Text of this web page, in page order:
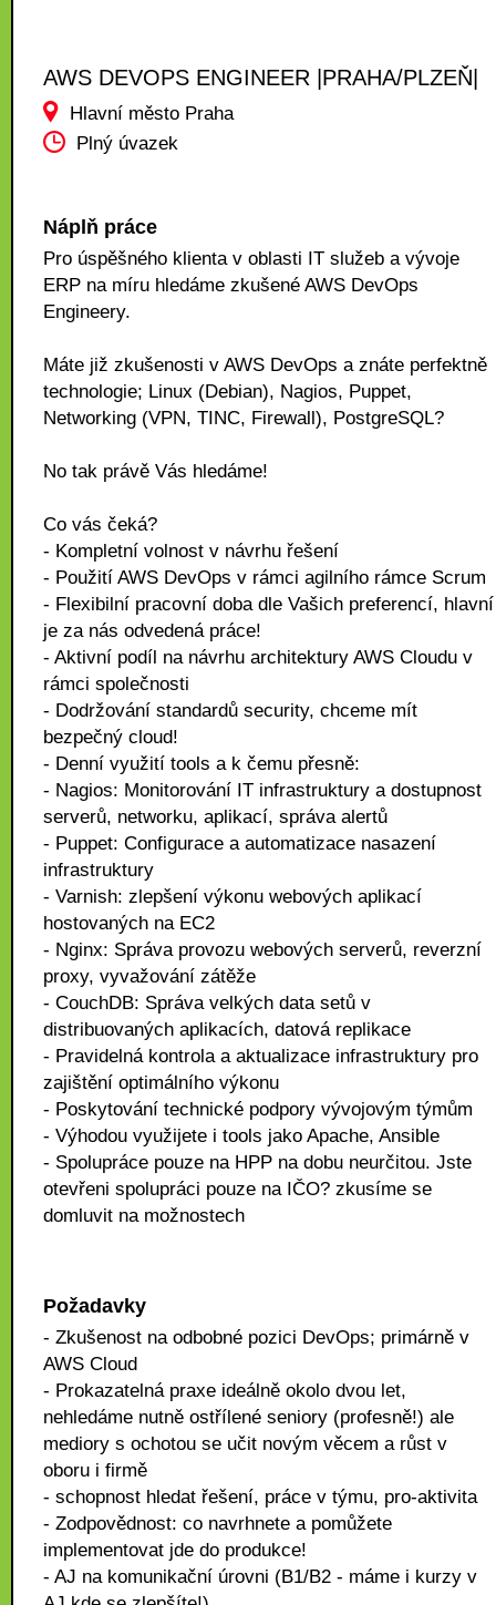
AWS DEVOPS ENGINEER |PRAHA/PLZEŇ|
Hlavní město Praha
Plný úvazek
Náplň práce
Pro úspěšného klienta v oblasti IT služeb a vývoje
ERP na míru hledáme zkušené AWS DevOps
Engineery.
Máte již zkušenosti v AWS DevOps a znáte perfektně
technologie; Linux (Debian), Nagios, Puppet,
Networking (VPN, TINC, Firewall), PostgreSQL?
No tak právě Vás hledáme!
Co vás čeká?
- Kompletní volnost v návrhu řešení
- Použití AWS DevOps v rámci agilního rámce Scrum
- Flexibilní pracovní doba dle Vašich preferencí, hlavní
je za nás odvedená práce!
- Aktivní podíl na návrhu architektury AWS Cloudu v
rámci společnosti
- Dodržování standardů security, chceme mít
bezpečný cloud!
- Denní využití tools a k čemu přesně:
- Nagios: Monitorování IT infrastruktury a dostupnost
serverů, networku, aplikací, správa alertů
- Puppet: Configurace a automatizace nasazení
infrastruktury
- Varnish: zlepšení výkonu webových aplikací
hostovaných na EC2
- Nginx: Správa provozu webových serverů, reverzní
proxy, vyvažování zátěže
- CouchDB: Správa velkých data setů v
distribuovaných aplikacích, datová replikace
- Pravidelná kontrola a aktualizace infrastruktury pro
zajištění optimálního výkonu
- Poskytování technické podpory vývojovým týmům
- Výhodou využijete i tools jako Apache, Ansible
- Spolupráce pouze na HPP na dobu neurčitou. Jste
otevřeni spolupráci pouze na IČO? zkusíme se
domluvit na možnostech
Požadavky
- Zkušenost na odbobné pozici DevOps; primárně v
AWS Cloud
- Prokazatelná praxe ideálně okolo dvou let,
nehledáme nutně ostřílené seniory (profesně!) ale
mediory s ochotou se učit novým věcem a růst v
oboru i firmě
- schopnost hledat řešení, práce v týmu, pro-aktivita
- Zodpovědnost: co navrhnete a pomůžete
implementovat jde do produkce!
- AJ na komunikační úrovni (B1/B2 - máme i kurzy v